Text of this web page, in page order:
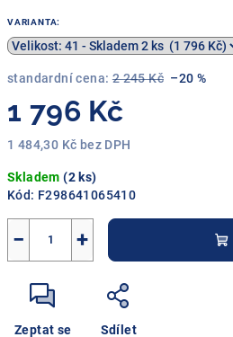
VARIANTA:
standardní cena: 2 245 Kč –20 %
1 796 Kč
1 484,30 Kč bez DPH
cena:
Skladem(2 ks)
Kód: F298641065410
+
−
Zeptat se Sdílet